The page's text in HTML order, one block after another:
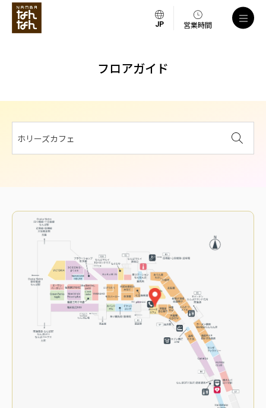
営業時間
フロアガイド
ホリーズカフェ